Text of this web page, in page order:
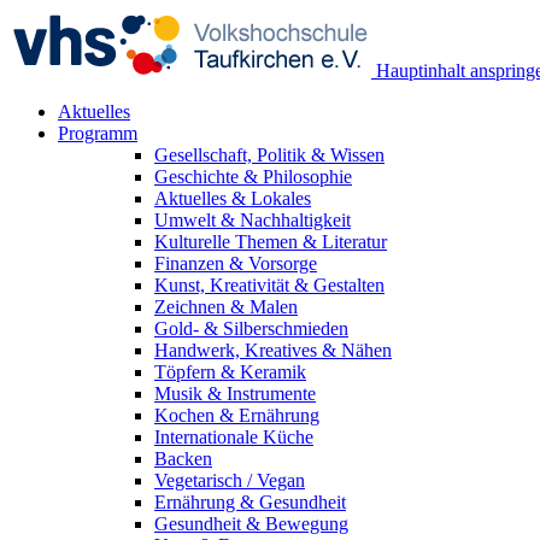
Hauptinhalt
Aktuelles
Programm
Gesellschaft, Politik & Wissen
Geschichte & Philosophie
Aktuelles & Lokales
Umwelt & Nachhaltigkeit
Kulturelle Themen & Literatur
Finanzen & Vorsorge
Kunst, Kreativität & Gestalten
Zeichnen & Malen
Gold- & Silberschmieden
Handwerk, Kreatives & Nähen
Töpfern & Keramik
Musik & Instrumente
Kochen & Ernährung
Internationale Küche
Backen
Vegetarisch / Vegan
Ernährung & Gesundheit
Gesundheit & Bewegung